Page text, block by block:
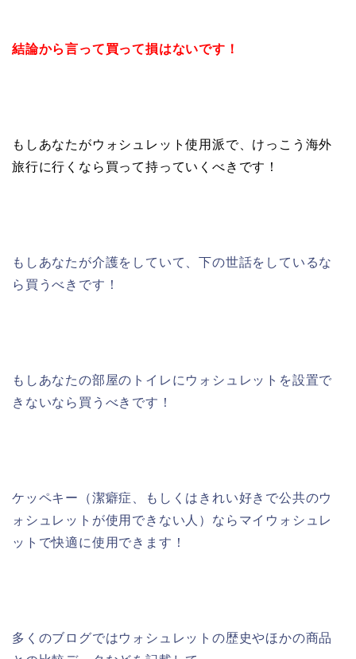
結論から言って買って損はないです！
もしあなたがウォシュレット使用派で、けっこう海外
旅行に行くなら買って持っていくべきです！
もしあなたが介護をしていて、下の世話をしているな
ら買うべきです！
もしあなたの部屋のトイレにウォシュレットを設置で
きないなら買うべきです！
ケッペキー（潔癖症、もしくはきれい好きで公共のウ
ォシュレットが使用できない人）ならマイウォシュレ
ットで快適に使用できます！
多くのブログではウォシュレットの歴史やほかの商品